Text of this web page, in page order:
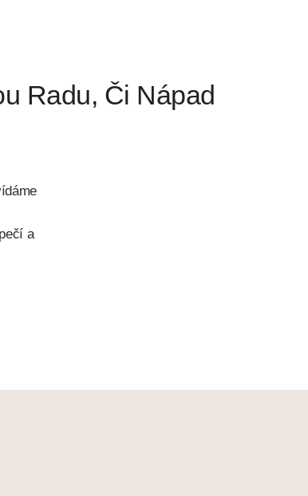
Radu, Či Nápad
a